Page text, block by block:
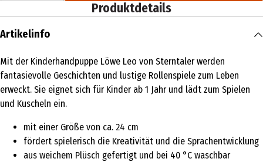
Produktdetails
Artikelinfo
Mit der Kinderhandpuppe Löwe Leo von Sterntaler werden
fantasievolle Geschichten und lustige Rollenspiele zum Leben
erweckt. Sie eignet sich für Kinder ab 1 Jahr und lädt zum Spielen
und Kuscheln ein.
mit einer Größe von ca. 24 cm
fördert spielerisch die Kreativität und die Sprachentwicklung
aus weichem Plüsch gefertigt und bei 40 °C waschbar